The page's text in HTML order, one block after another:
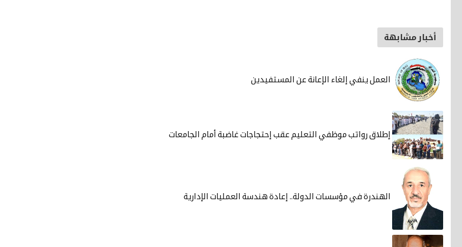
أخبار مشابهة
العمل ينفي إلغاء الإعانة عن المستفيدين
إطلاق رواتب موظفي التعليم عقب إحتجاجات غاضبة أمام الجامعات
الهندرة في مؤسسات الدولة.. إعادة هندسة العمليات الإدارية